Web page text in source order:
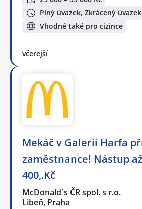
Plný úvazek, Zkrácený úvazek
Vhodné také pro cizince
včerejší
Mekáč v Galerii Harfa
zaměstnance! Nástup
400,.Kč
McDonald`s ČR spol. s r.o.
Libeň, Praha